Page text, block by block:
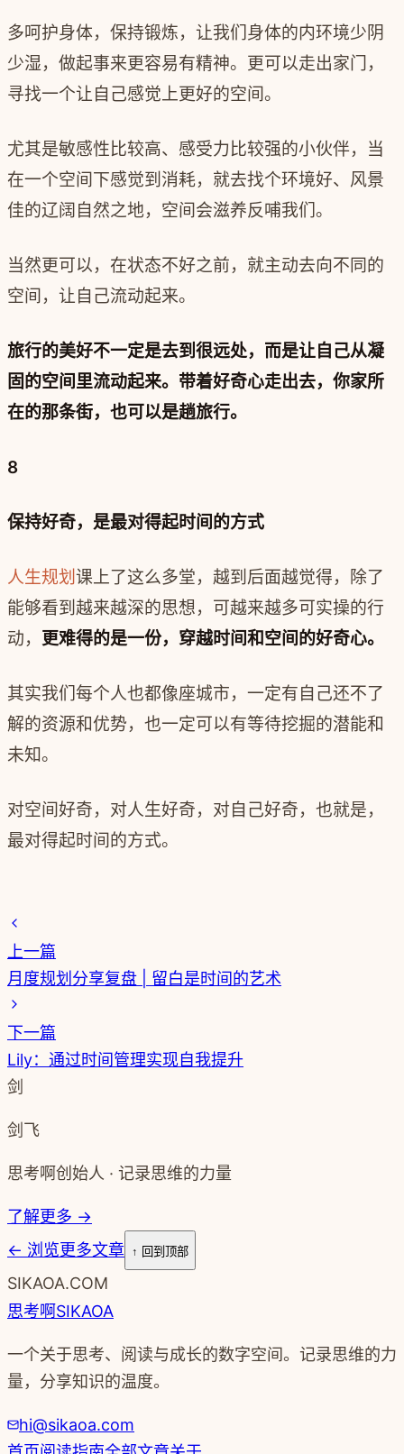
多呵护身体，保持锻炼，让我们身体的内环境少阴
少湿，做起事来更容易有精神。更可以走出家门，
寻找一个让自己感觉上更好的空间。
尤其是敏感性比较高、感受力比较强的小伙伴，当
在一个空间下感觉到消耗，就去找个环境好、风景
佳的辽阔自然之地，空间会滋养反哺我们。
当然更可以，在状态不好之前，就主动去向不同的
空间，让自己流动起来。
旅行的美好不一定是去到很远处，而是让自己从凝
固的空间里流动起来。带着好奇心走出去，你家所
在的那条街，也可以是趟旅行。
8
保持好奇，是最对得起时间的方式
人生规划 课上了这么多堂，越到后面越觉得，除了
能够看到越来越深的思想，可越来越多可实操的行
动， 更难得的是一份，穿越时间和空间的好奇心。
其实我们每个人也都像座城市，一定有自己还不了
解的资源和优势，也一定可以有等待挖掘的潜能和
未知。
对空间好奇，对人生好奇，对自己好奇，也就是，
最对得起时间的方式。
上一篇
月度规划分享复盘 | 留白是时间的艺术
下一篇
Lily：通过时间管理实现自我提升
剑
剑飞
思考啊创始人 · 记录思维的力量
了解更多 →
← 浏览更多文章 ↑ 回到顶部
SIKAOA.COM
思考啊SIKAOA
一个关于思考、阅读与成长的数字空间。记录思维的力
量，分享知识的温度。
hi@sikaoa.com